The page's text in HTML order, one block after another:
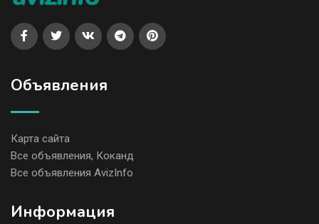
Объявления
Карта сайта
Все объявления, Коканд
Все объявления AvizInfo
Информация